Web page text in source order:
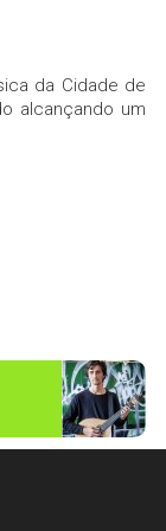
da Cidade de
alcançando um